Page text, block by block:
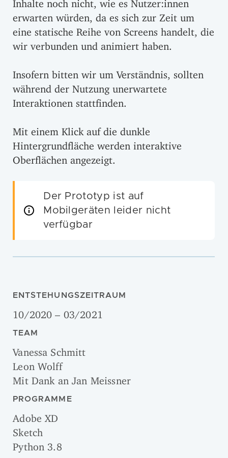
erwarten würden, da es sich zur Zeit um
eine statische Reihe von Screens handelt, die
wir verbunden und animiert haben.
Insofern bitten wir um Verständnis, sollten
während der Nutzung unerwartete
Interaktionen stattfinden.
Mit einem Klick auf die dunkle
Hintergrundfläche werden interaktive
Oberflächen angezeigt.
Der Prototyp ist auf
Mobilgeräten leider nicht
verfügbar
ENTSTEHUNGSZEITRAUM
10/2020 – 03/2021
TEAM
Vanessa Schmitt
Leon Wolff
Mit Dank an Jan Meissner
PROGRAMME
Adobe XD
Sketch
Python 3.8